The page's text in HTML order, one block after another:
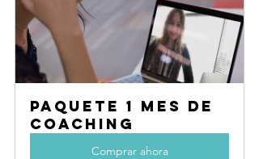
Paquete 1 mes de
Coaching
Comprar ahora